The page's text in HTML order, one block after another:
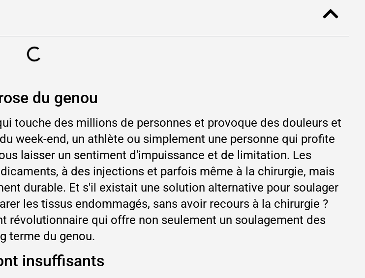
du genou
touche des millions de personnes et provoque des douleurs et
week-end, un athlète ou simplement une personne qui profite
laisser un sentiment d'impuissance et de limitation. Les
à des injections et parfois même à la chirurgie, mais
durable. Et s'il existait une solution alternative pour soulager
les tissus endommagés, sans avoir recours à la chirurgie ?
révolutionnaire qui offre non seulement un soulagement des
terme du genou.
insuffisants